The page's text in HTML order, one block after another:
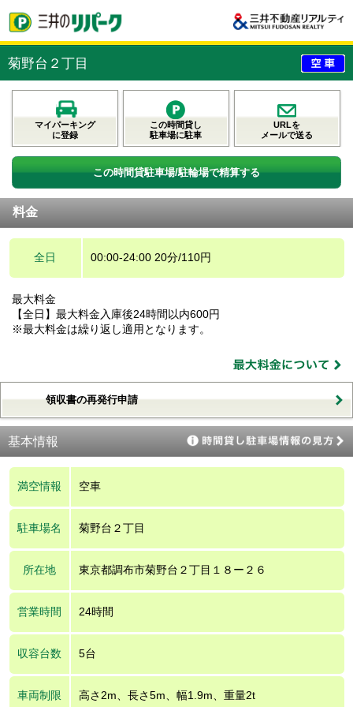
菊野台２丁目
マイパーキング
に登録
この時間貸し
駐車場に駐車
URLを
メールで送る
この時間貸駐車場/駐輪場で精算する
料金
全日 00:00-24:00 20分/110円
最大料金
【全日】最大料金入庫後24時間以内600円
※最大料金は繰り返し適用となります。
領収書の再発行申請
基本情報
満空情報 空車
駐車場名 菊野台２丁目
所在地 東京都調布市菊野台２丁目１８ー２６
営業時間 24時間
収容台数 5台
車両制限 高さ2m、長さ5m、幅1.9m、重量2t